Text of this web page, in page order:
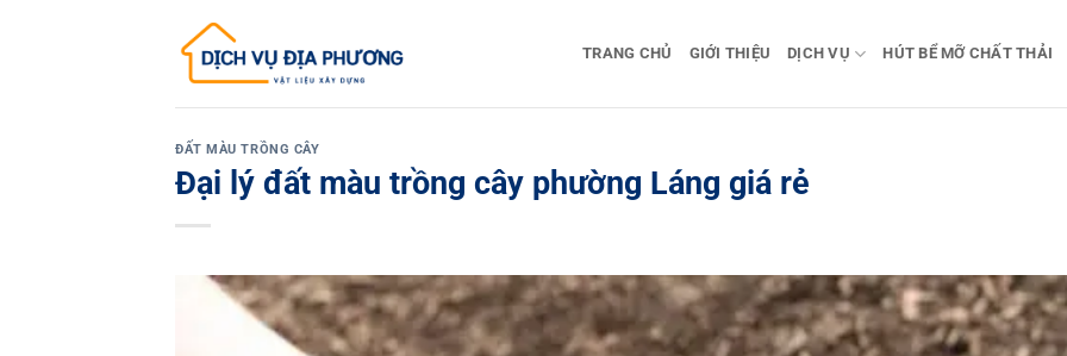
TRANG CHỦ GIỚI THIỆU DỊCH VỤ HÚT BỂ MỠ CHẤT THẢI
ĐẤT MÀU TRỒNG CÂY
Đại lý đất màu trồng cây phường Láng giá rẻ